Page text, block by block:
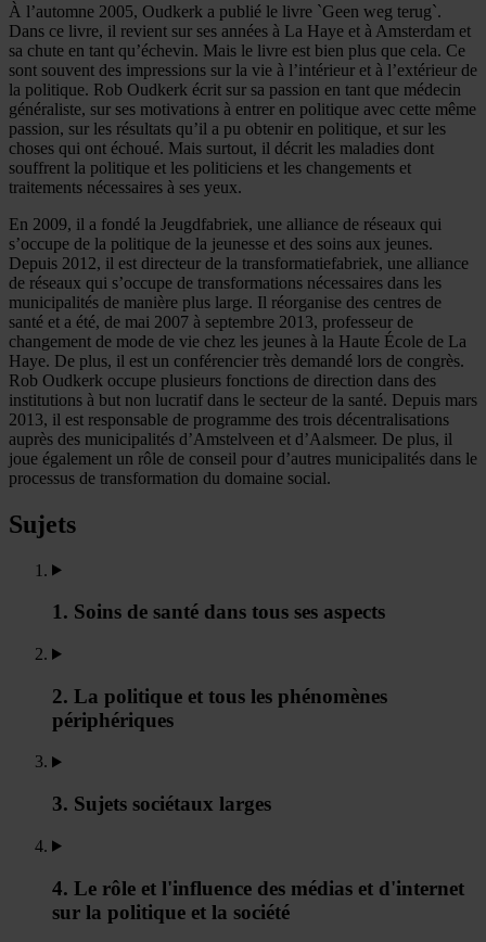
À l’automne 2005, Oudkerk a publié le livre `Geen weg terug`.
Dans ce livre, il revient sur ses années à La Haye et à Amsterdam et
sa chute en tant qu’échevin. Mais le livre est bien plus que cela. Ce
sont souvent des impressions sur la vie à l’intérieur et à l’extérieur de
la politique. Rob Oudkerk écrit sur sa passion en tant que médecin
généraliste, sur ses motivations à entrer en politique avec cette même
passion, sur les résultats qu’il a pu obtenir en politique, et sur les
choses qui ont échoué. Mais surtout, il décrit les maladies dont
souffrent la politique et les politiciens et les changements et
traitements nécessaires à ses yeux.
En 2009, il a fondé la Jeugdfabriek, une alliance de réseaux qui
s’occupe de la politique de la jeunesse et des soins aux jeunes.
Depuis 2012, il est directeur de la transformatiefabriek, une alliance
de réseaux qui s’occupe de transformations nécessaires dans les
municipalités de manière plus large. Il réorganise des centres de
santé et a été, de mai 2007 à septembre 2013, professeur de
changement de mode de vie chez les jeunes à la Haute École de La
Haye. De plus, il est un conférencier très demandé lors de congrès.
Rob Oudkerk occupe plusieurs fonctions de direction dans des
institutions à but non lucratif dans le secteur de la santé. Depuis mars
2013, il est responsable de programme des trois décentralisations
auprès des municipalités d’Amstelveen et d’Aalsmeer. De plus, il
joue également un rôle de conseil pour d’autres municipalités dans le
processus de transformation du domaine social.
Sujets
1. Soins de santé dans tous ses aspects
2. La politique et tous les phénomènes
périphériques
3. Sujets sociétaux larges
4. Le rôle et l'influence des médias et d'internet
sur la politique et la société